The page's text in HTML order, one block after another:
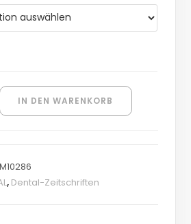
IN DEN WARENKORB
, Dental-Zeitschriften